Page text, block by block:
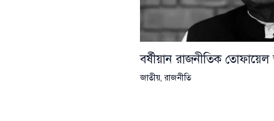
বর্ষীয়ান রাজনীতিক
জাতীয়,রাজনীতি